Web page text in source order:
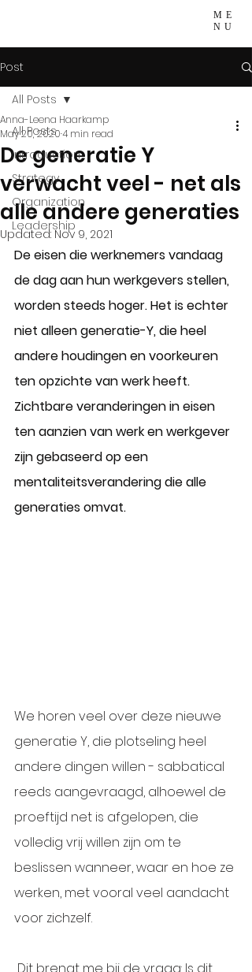
ME
NU
Post
All Posts
Introduction
Strategy
Organization
Leadership
All Posts
De generatie Y
verwacht veel - net als
alle andere generaties
Anna-Leena Haarkamp
May 20, 20204 min read
Updated:Nov 9, 2021
De eisen die werknemers vandaag
de dag aan hun werkgevers stellen,
worden steeds hoger. Het is echter
niet alleen generatie-Y, die heel
andere houdingen en voorkeuren
ten opzichte van werk heeft.
Zichtbare veranderingen in eisen
ten aanzien van werk en werkgever
zijn gebaseerd op een
mentaliteitsverandering die alle
generaties omvat.
We horen veel over deze nieuwe
generatie Y, die plotseling heel
andere dingen willen - sabbatical
reeds aangevraagd, alhoewel de
proeftijd net is afgelopen, die
volledig vrij willen zijn om te
beslissen wanneer, waar en hoe ze
werken, met vooral veel aandacht
voor zichzelf.